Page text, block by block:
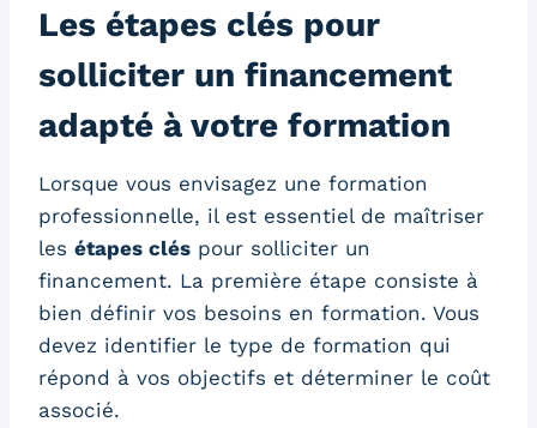
Les étapes clés pour
solliciter un financement
adapté à votre formation
Lorsque vous envisagez une formation
professionnelle, il est essentiel de maîtriser
les étapes clés pour solliciter un
financement. La première étape consiste à
bien définir vos besoins en formation. Vous
devez identifier le type de formation qui
répond à vos objectifs et déterminer le coût
associé.